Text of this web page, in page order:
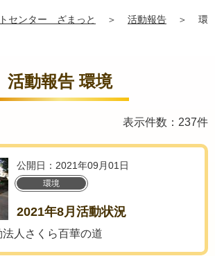
センター ざまっと ＞ 活動報告 ＞
環
活動報告 環境
表示件数：237件
公開日：2021年09月01日
環境
2021年8月活動状況
人さくら百華の道